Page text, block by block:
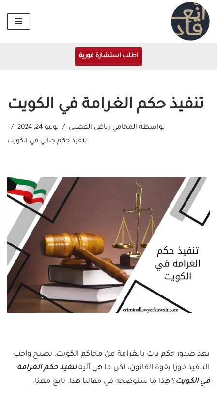
تخطى
إلى
اطلب استشارة فورية
تنفيذ حكم الغرامة في الكويت
بواسطة المحامي رياض الفضلي
يوليو 24, 2024
تنفيذ حكم جنائي في الكويت
بعد صدور حكم بات بالغرامة من محاكم الكويت، يصبح واجب
التنفيذ فورًا بقوة القانون، لكن ما هي آليةتنفيذ حكم الغرامة
في الكويت ؟ هذا ما سَنوضحه في مقالنا هذا، تابع معنا.